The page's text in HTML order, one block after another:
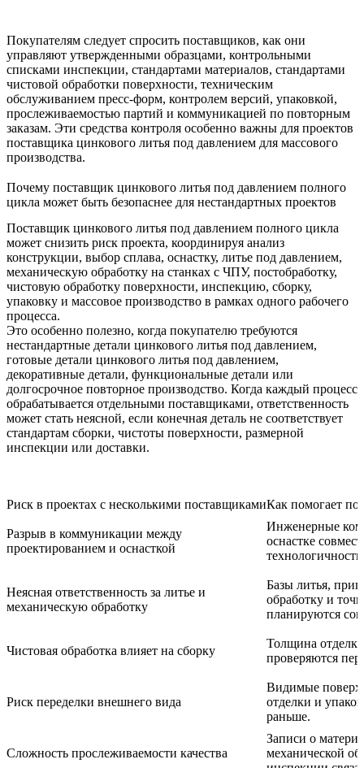
Покупателям следует спросить поставщиков, как они
управляют утвержденными образцами, контрольными
списками инспекции, стандартами материалов, стандартами
чистовой обработки поверхности, техническим
обслуживанием пресс-форм, контролем версий, упаковкой,
прослеживаемостью партий и коммуникацией по повторным
заказам. Эти средства контроля особенно важны для проектов
поставщика цинкового литья под давлением для массового
производства.
Почему поставщик цинкового литья под давлением полного
цикла может быть безопаснее для нестандартных проектов
Поставщик цинкового литья под давлением полного цикла
может снизить риск проекта, координируя анализ
конструкции, выбор сплава, оснастку, литье под давлением,
механическую обработку на станках с ЧПУ, постобработку,
чистовую обработку поверхности, инспекцию, сборку,
упаковку и массовое производство в рамках одного рабочего
процесса.
Это особенно полезно, когда покупателю требуются
нестандартные детали цинкового литья под давлением,
готовые детали цинкового литья под давлением,
декоративные детали, функциональные детали или
долгосрочное повторное производство. Когда каждый процесс
обрабатывается отдельными поставщиками, ответственность
может стать неясной, если конечная деталь не соответствует
стандартам сборки, чистоты поверхности, размерной
инспекции или доставки.
Риск в проектах с несколькими поставщикамиКак помогает
Разрыв в коммуникации между
проектированием и оснасткой
Инженерные
оснастке
технологичность.
Неясная ответственность за литье и
механическую обработку
Базы литья,
обработку и
планируются
Чистовая обработка влияет на сборку
Толщина
проверяются
Риск переделки внешнего вида
Видимые
отделки и
раньше.
Сложность прослеживаемости качества
Записи о
механической